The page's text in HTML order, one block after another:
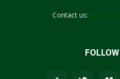
Contact us: